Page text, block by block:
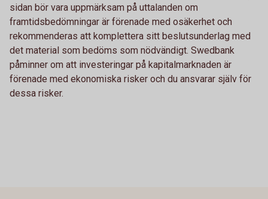
sidan bör vara uppmärksam på uttalanden om
framtidsbedömningar är förenade med osäkerhet och
rekommenderas att komplettera sitt beslutsunderlag med
det material som bedöms som nödvändigt. Swedbank
påminner om att investeringar på kapitalmarknaden är
förenade med ekonomiska risker och du ansvarar själv för
dessa risker.